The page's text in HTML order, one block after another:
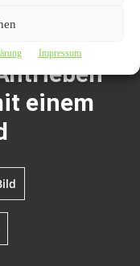
Impressum
Autos
einem